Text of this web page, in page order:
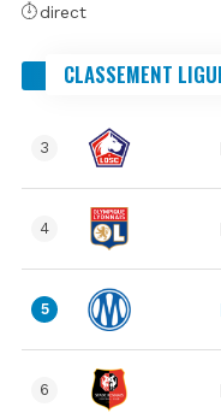
direct
CLASSEMENT
3
4
5
6